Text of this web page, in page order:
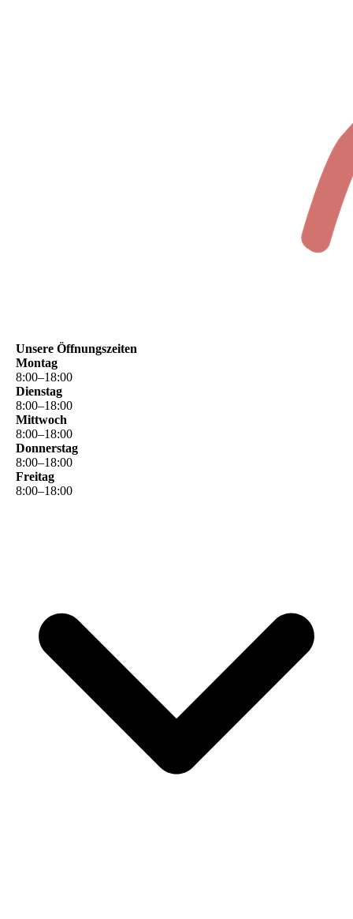
Unsere Öffnungszeiten
Montag
8:00–18:00
Dienstag
8:00–18:00
Mittwoch
8:00–18:00
Donnerstag
8:00–18:00
Freitag
8:00–18:00